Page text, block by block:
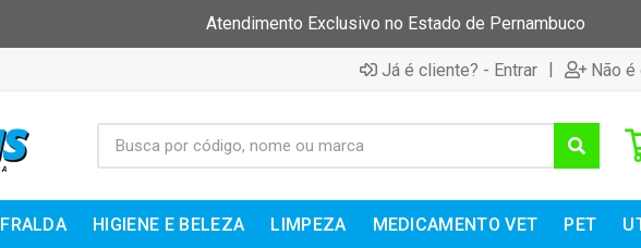
Atendimento Exclusivo no Estado de Pernambuco
Já é cliente? - Entrar | Não é
FRALDA HIGIENE E BELEZA LIMPEZA MEDICAMENTO VET PET